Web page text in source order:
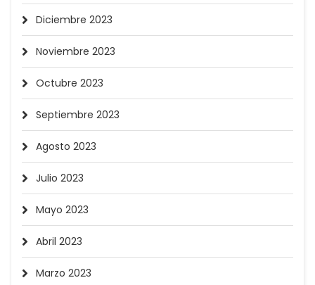
Diciembre 2023
Noviembre 2023
Octubre 2023
Septiembre 2023
Agosto 2023
Julio 2023
Mayo 2023
Abril 2023
Marzo 2023